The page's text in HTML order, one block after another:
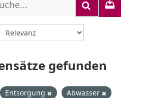
gefunden
Entsorgung
Abwasser